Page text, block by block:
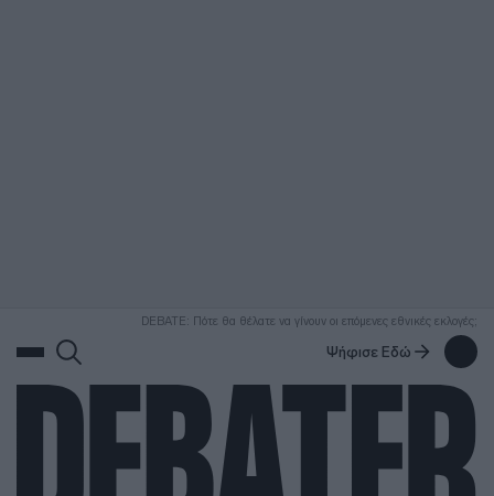
DEBATE: Πότε θα θέλατε να γίνουν οι επόμενες εθνικές εκλογές;
Ψήφισε Εδώ